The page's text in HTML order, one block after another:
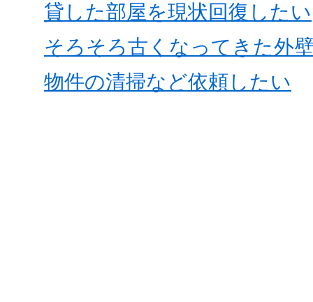
貸した部屋を現状回復したい
そろそろ古くなってきた外
物件の清掃など依頼したい